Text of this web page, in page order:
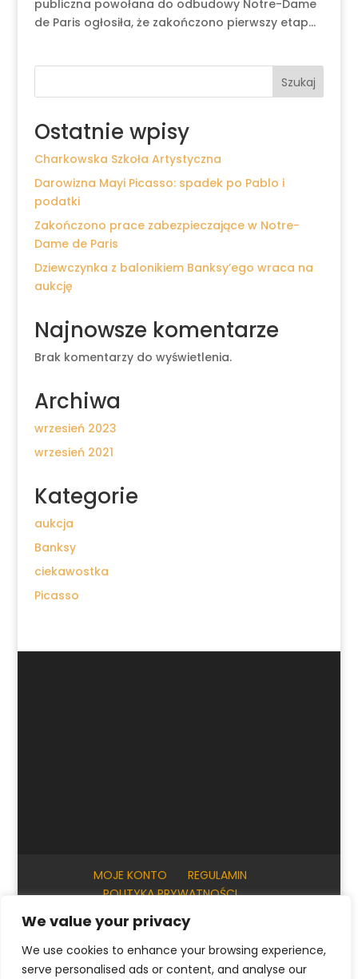
We value your privacy
We use cookies to enhance your browsing experience,
serve personalised ads or content, and analyse our
publiczna powołana do odbudowy Notre-Dame
de Paris ogłosiła, że zakończono pierwszy etap...
Szukaj
Ostatnie wpisy
Charkowska Szkoła Artystyczna
Darowizna Mayi Picasso: spadek po Pablo i
podatki
Zakończono prace zabezpieczające w Notre-
Dame de Paris
Dziewczynka z balonikiem Banksy’ego wraca na
aukcję
Najnowsze komentarze
Brak komentarzy do wyświetlenia.
Archiwa
wrzesień 2023
wrzesień 2021
Kategorie
aukcja
Banksy
ciekawostka
Picasso
MOJE KONTO
REGULAMIN
POLITYKA PRYWATNOŚCI
INFORMACJE PRAKTYCZNE